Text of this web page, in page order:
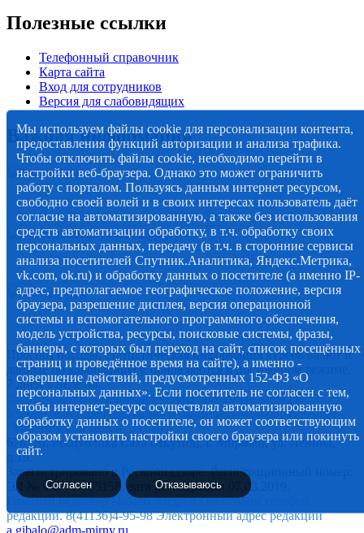
Полезные ссылки
Телефонный справочник
Карта сайта
Вход для сотрудников
Версия для слабовидящих
Важная информация
Прогноз погоды, статистическая информация курсов валют и
данные по коронавирусу, обновляются в постоянном режиме,
7 дней в неделю.
© 2012-2020 Наименование СМИ: алмазный-край.рф.
Учредитель Администрация муниципального образования
"Мирнинский район" РС (Я)
678170, Республика Саха (Якутия), г. Мирный, ул. Ленина,
д.19.
Зарегистрировано в Роскомнадзоре. Регистрационный номер:
ЭЛ № ФС 77 - 75158, дата регистрации 07.03.2019.
Главный редактор Гибало Андрей Олексович телефон
редакции. 8(41136)4-95-98 Электронный адрес редакции
a.gibalo@adm-mirny.ru
Мы используем файлы cookie для персонализации контента,
предоставления функций авторизации и анализа трафика.
Чтобы отключить файлы cookie, необходимо перейти в
настройки веб-браузера. Однако это может ограничить
работу с порталом. Пользуясь данным интернет ресурсом,
свободно своей волей и в своих интересах пользователь даёт
согласие на автоматизированную, а также без использования
средств автоматизации обработку, в т.ч. обработку своих
персональных данных, передачу (в т.ч. в сторонние сервисы
анализа посетителей Спутник.Аналитика, Яндекс.Метрика,
vk.com, ok.ru) и обработку данных о посетителе (а именно IP-
адрес, предполагаемое географическое положение, версия
браузера, разрешение дисплея, версия операционной
системы и вспомогательного программного обеспечения,
модель устройства, ресурсы, поисковые системы, фразы,
баннеры, с которых был переход на сайт, список посещённых
страниц и проведённое время на сайте), а именно -
совершение действий, предусмотренных 152-ФЗ «О
персональных данных». Если посетитель не согласен с тем,
чтобы интернет-ресурс осуществлял автоматизированную
обработку данных о посетителе, он может соответствующим
образом установить настройки своего браузера или покинуть
сайт.
Согласен Отказываюсь